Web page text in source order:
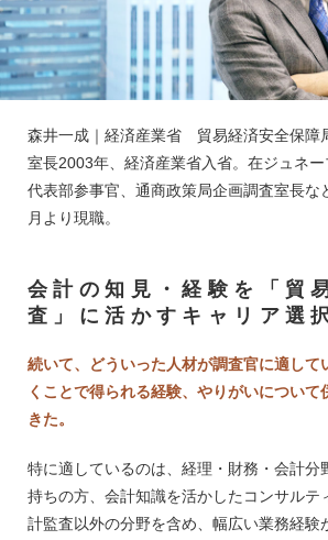
森井一成｜経済産業省 貿易経済安全保
室長2003年、経済産業省入省。在ジュネ
代表部参事官、通商政策局企画調査室長な
月より現職。
会計の知見・経験を「貿
査」に活かすキャリア選
続いて、どういった人材が調査官に適して
くことで得られる経験、やりがいについて
きた。
特に適しているのは、経理・財務・会計分
持ちの方、会計知識を活かしたコンサルテ
計監査以外の分野を含め、幅広い業務経験